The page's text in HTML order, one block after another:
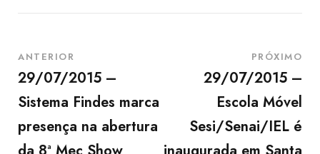
ANTERIOR
29/07/2015 –
Sistema Findes marca
presença na abertura
PRÓXIMO
29/07/2015 –
Escola Móvel
Sesi/Senai/IEL é